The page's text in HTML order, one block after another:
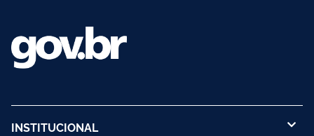
INSTITUCIONAL